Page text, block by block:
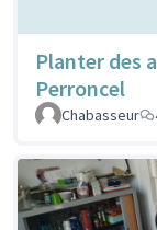
Planter des
Perroncel
Chabasseur